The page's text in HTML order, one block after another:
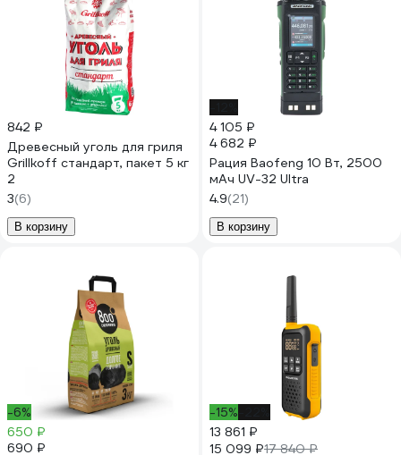
842 ₽
Древесный уголь для гриля
Grillkoff стандарт, пакет 5 кг
2
3(6)
В корзину
4 105 ₽
4 682 ₽
Рация Baofeng 10 Вт, 2500
мАч UV-32 Ultra
4.9(21)
В корзину
-6%
650 ₽
690 ₽
-15%
13 861 ₽
15 099 ₽17 840 ₽